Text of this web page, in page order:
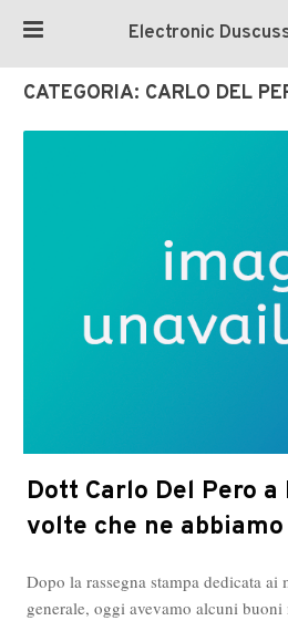
Electronic
CATEGORIA: CARLO DEL
Dott Carlo Del Pero
volte che ne
Dopo la rassegna stampa dedicata
generale, oggi avevamo alcuni